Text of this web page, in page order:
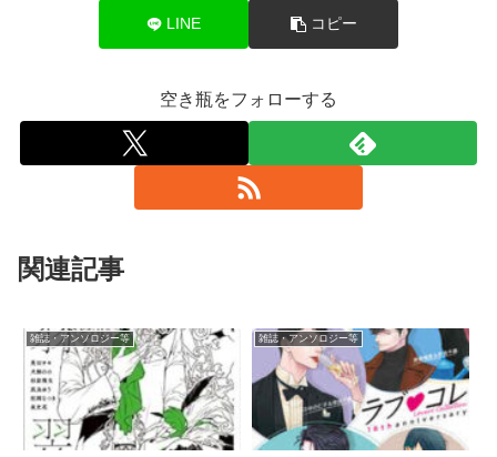
LINE コピー
空き瓶をフォローする
関連記事
雑誌・アンソロジー等 雑誌・アンソロジー等